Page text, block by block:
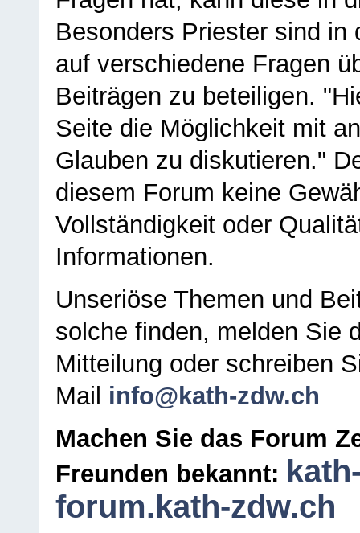
Besonders Priester sind in
auf verschiedene Fragen
Beiträgen zu beteiligen.
Seite die Möglichkeit mit
Glauben zu diskutieren."
diesem Forum keine
Vollständigkeit oder
Informationen.
Unseriöse Themen und
solche finden, melden Sie
Mitteilung oder schreiben
Mail info@kath-zdw.ch
Machen Sie das Forum
Freunden bekannt:
forum.kath-zdw.ch